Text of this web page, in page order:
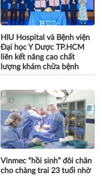
HIU Hospital và Bệnh viện
Đại học Y Dược TP.HCM
liên kết nâng cao chất
lượng khám chữa bệnh
Vinmec “hồi sinh” đôi chân
cho chàng trai 23 tuổi nhờ